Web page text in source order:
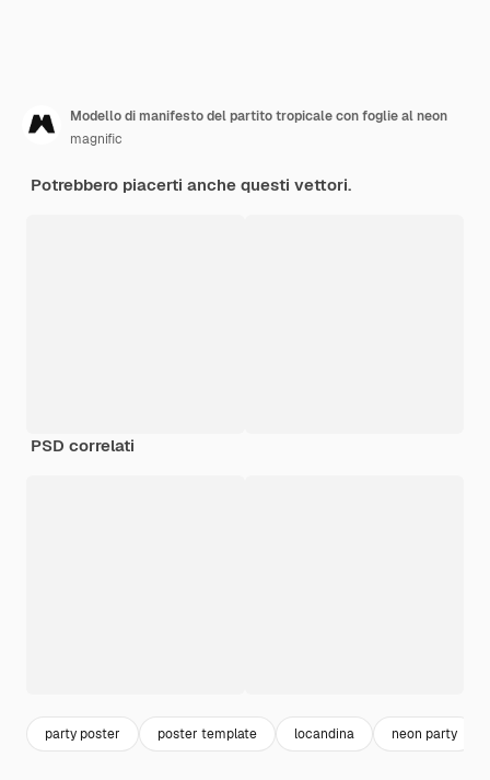
Modello di manifesto del partito tropicale con foglie al neon
magnific
Potrebbero piacerti anche questi vettori.
PSD correlati
party poster poster template locandina neon party